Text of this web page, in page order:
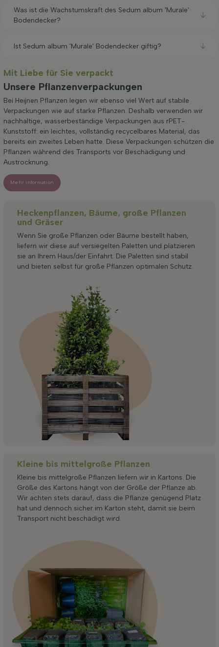
Was ist die Wachstumskraft des Sedum album 'Murale'
Bodendecker?
Ist Sedum album 'Murale' Bodendecker giftig?
Mit Liebe für Sie verpackt
Unsere Pflanzenverpackungen
Bei Heijnen Pflanzen legen wir ebenso viel Wert auf stabile
Verpackungen wie auf starke Pflanzen. Deshalb verwenden wir
nachhaltige, wasserbeständige Verpackungen aus rPET-
Kunststoff: ein leichtes, vollständig recycelbares Material, das
bereits ein zweites Leben hatte. Diese Verpackungen schützen die
Pflanzen während des Transports vor Beschädigung und
Austrocknung.
Mehr information
Heckenpflanzen, Bäume, große Pflanzen
und Gräser
Wenn Sie große Pflanzen oder Bäume bestellt haben,
liefern wir diese auf versiegelten Paletten und platzieren
sie an Ihrem Haus/der Einfahrt. Die Paletten sind stabil
und bieten selbst für große Pflanzen optimalen Schutz.
Kleine bis mittelgroße Pflanzen
Kleine bis mittelgroße Pflanzen liefern wir in Kartons. Die
Größe des Kartons hängt von der Größe der Pflanze ab.
Wir achten stets darauf, dass die Pflanze genügend Platz
hat und dennoch sicher im Karton steht, damit sie beim
Transport nicht beschädigt wird.